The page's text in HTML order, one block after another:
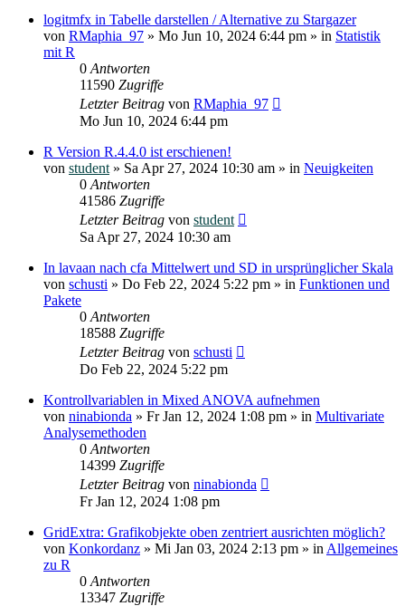
logitmfx in Tabelle darstellen / Alternative zu Stargazer
von RMaphia_97 » Mo Jun 10, 2024 6:44 pm » in Statistik
mit R
0 Antworten
11590 Zugriffe
Letzter Beitrag von RMaphia_97
Mo Jun 10, 2024 6:44 pm
R Version R.4.4.0 ist erschienen!
von student » Sa Apr 27, 2024 10:30 am » in Neuigkeiten
0 Antworten
41586 Zugriffe
Letzter Beitrag von student
Sa Apr 27, 2024 10:30 am
In lavaan nach cfa Mittelwert und SD in ursprünglicher Skala
von schusti » Do Feb 22, 2024 5:22 pm » in Funktionen und
Pakete
0 Antworten
18588 Zugriffe
Letzter Beitrag von schusti
Do Feb 22, 2024 5:22 pm
Kontrollvariablen in Mixed ANOVA aufnehmen
von ninabionda » Fr Jan 12, 2024 1:08 pm » in Multivariate
Analysemethoden
0 Antworten
14399 Zugriffe
Letzter Beitrag von ninabionda
Fr Jan 12, 2024 1:08 pm
GridExtra: Grafikobjekte oben zentriert ausrichten möglich?
von Konkordanz » Mi Jan 03, 2024 2:13 pm » in Allgemeines
zu R
0 Antworten
13347 Zugriffe